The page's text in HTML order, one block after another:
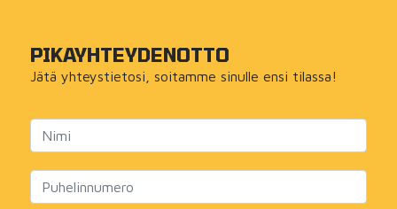
PIKA­YHTEYDENOTTO
Jätä yhteystietosi, soitamme sinulle ensi tilassa!